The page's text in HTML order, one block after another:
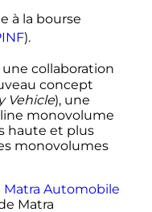
à la bourse
).
une collaboration
concept
Vehicle), une
monovolume
haute et plus
monovolumes
Matra Automobile
Matra